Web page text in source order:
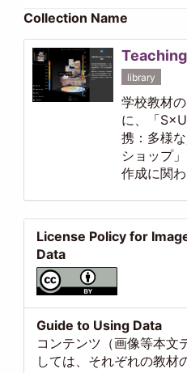
Collection Name
library
学校教材
に、「
携：多様
ショップ
作成に関
License Policy for
Data
Guide to Using Data
コンテンツ（画像等本文
しては、それぞれの教材